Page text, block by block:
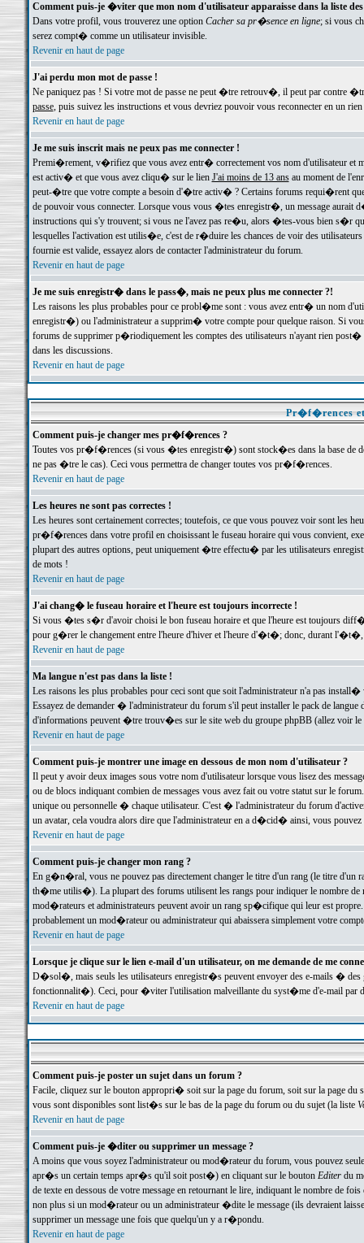
Comment puis-je �viter que mon nom d'utilisateur apparaisse dans la liste
Dans votre profil, vous trouverez une option Cacher sa pr�sence en ligne; si vous
serez compt� comme un utilisateur invisible.
Revenir en haut de page
J'ai perdu mon mot de passe !
Ne paniquez pas ! Si votre mot de passe ne peut �tre retrouv�, il peut par contre
passe, puis suivez les instructions et vous devriez pouvoir vous reconnecter en un rien
Revenir en haut de page
Je me suis inscrit mais ne peux pas me connecter !
Premi�rement, v�rifiez que vous avez entr� correctement vos nom d'utilisateur
est activ� et que vous avez cliqu� sur le lien J'ai moins de 13 ansau moment de
peut-�tre que votre compte a besoin d'�tre activ� ? Certains forums requi�rent
de pouvoir vous connecter. Lorsque vous vous �tes enregistr�, un message aurait
instructions qui s'y trouvent; si vous ne l'avez pas re�u, alors �tes-vous bien s�r
lesquelles l'activation est utilis�e, c'est de r�duire les chances de voir des
fournie est valide, essayez alors de contacter l'administrateur du forum.
Revenir en haut de page
Je me suis enregistr� dans le pass�, mais ne peux plus me connecter ?!
Les raisons les plus probables pour ce probl�me sont : vous avez entr� un nom
enregistr�) ou l'administrateur a supprim� votre compte pour quelque raison. Si
forums de supprimer p�riodiquement les comptes des utilisateurs n'ayant rien
dans les discussions.
Revenir en haut de page
Pr�f�rences
Comment puis-je changer mes pr�f�rences ?
Toutes vos pr�f�rences (si vous �tes enregistr�) sont stock�es dans la base de
ne pas �tre le cas). Ceci vous permettra de changer toutes vos pr�f�rences.
Revenir en haut de page
Les heures ne sont pas correctes !
Les heures sont certainement correctes; toutefois, ce que vous pouvez voir sont
pr�f�rences dans votre profil en choisissant le fuseau horaire qui vous convient,
plupart des autres options, peut uniquement �tre effectu� par les utilisateurs
de mots !
Revenir en haut de page
J'ai chang� le fuseau horaire et l'heure est toujours incorrecte !
Si vous �tes s�r d'avoir choisi le bon fuseau horaire et que l'heure est toujours
pour g�rer le changement entre l'heure d'hiver et l'heure d'�t�; donc, durant
Revenir en haut de page
Ma langue n'est pas dans la liste !
Les raisons les plus probables pour ceci sont que soit l'administrateur n'a pas
Essayez de demander � l'administrateur du forum s'il peut installer le pack de
d'informations peuvent �tre trouv�es sur le site web du groupe phpBB (allez voir le
Revenir en haut de page
Comment puis-je montrer une image en dessous de mon nom d'utilisateur ?
Il peut y avoir deux images sous votre nom d'utilisateur lorsque vous lisez des
ou de blocs indiquant combien de messages vous avez fait ou votre statut sur le
unique ou personnelle � chaque utilisateur. C'est � l'administrateur du forum
un avatar, cela voudra alors dire que l'administrateur en a d�cid� ainsi, vous
Revenir en haut de page
Comment puis-je changer mon rang ?
En g�n�ral, vous ne pouvez pas directement changer le titre d'un rang (le titre d'un
th�me utilis�). La plupart des forums utilisent les rangs pour indiquer le nombre de
mod�rateurs et administrateurs peuvent avoir un rang sp�cifique qui leur est
probablement un mod�rateur ou administrateur qui abaissera simplement votre
Revenir en haut de page
Lorsque je clique sur le lien e-mail d'un utilisateur, on me demande de me
D�sol�, mais seuls les utilisateurs enregistr�s peuvent envoyer des e-mails �
fonctionnalit�). Ceci, pour �viter l'utilisation malveillante du syst�me d'e-mail par
Revenir en haut de page
Comment puis-je poster un sujet dans un forum ?
Facile, cliquez sur le bouton appropri� soit sur la page du forum, soit sur la page du
vous sont disponibles sont list�s sur le bas de la page du forum ou du sujet (la liste
Revenir en haut de page
Comment puis-je �diter ou supprimer un message ?
A moins que vous soyez l'administrateur ou mod�rateur du forum, vous pouvez
apr�s un certain temps apr�s qu'il soit post�) en cliquant sur le bouton Editerdu
de texte en dessous de votre message en retournant le lire, indiquant le nombre
non plus si un mod�rateur ou un administrateur �dite le message (ils devraient
supprimer un message une fois que quelqu'un y a r�pondu.
Revenir en haut de page